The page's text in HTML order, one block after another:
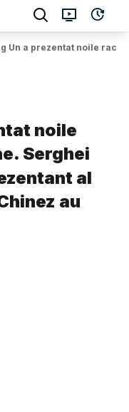
Un a prezentat noile
noile
Serghei
al
au